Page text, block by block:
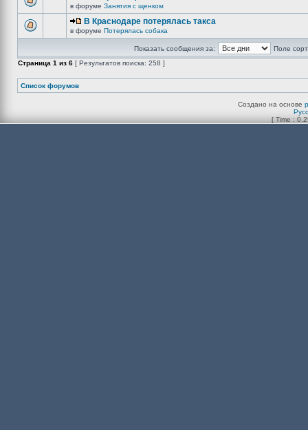
в форуме Занятия с щенком
В Краснодаре потерялась такса
в форуме Потерялась собака
Показать сообщения за:
Поле
Страница 1 из 6 [ Результатов поиска: 258 ]
Список форумов
Создано на основе
[ Time :